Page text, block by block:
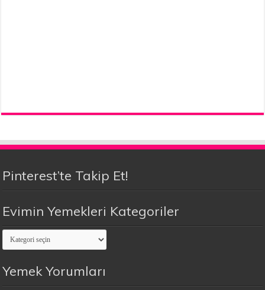
Pinterest’te Takip Et!
Evimin Yemekleri Kategoriler
Evimin
Yemekleri
Kategoriler
Yemek Yorumları